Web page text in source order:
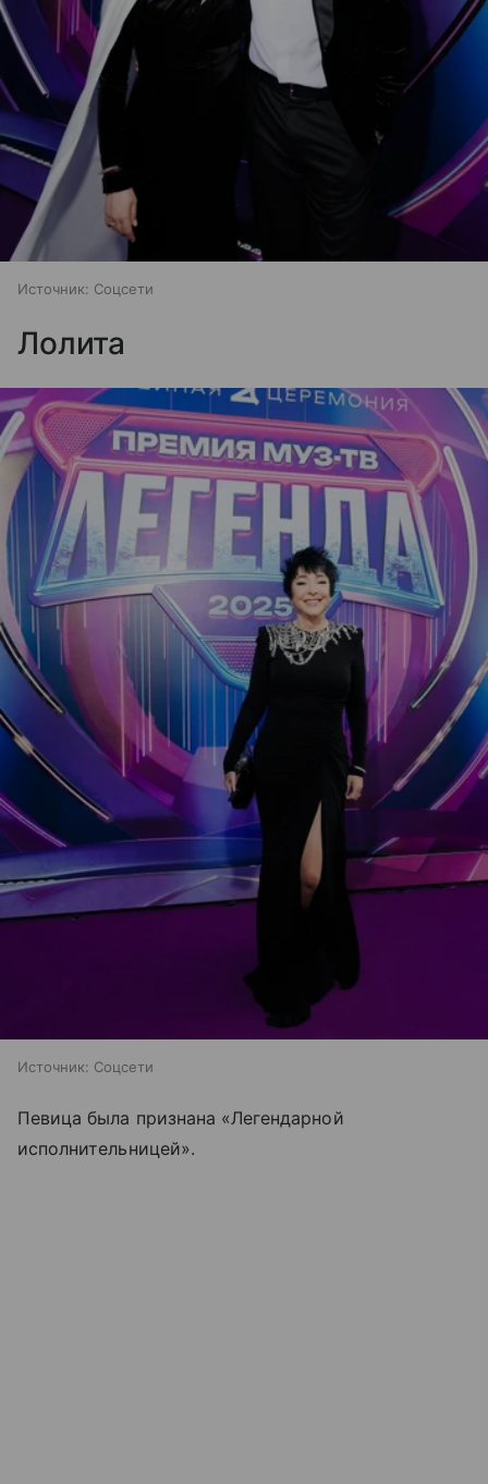
Источник: Соцсети
Лолита
Источник: Соцсети
Певица была признана «Легендарной
исполнительницей».